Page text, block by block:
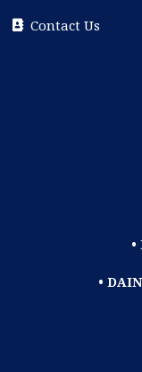
Contact Us
•